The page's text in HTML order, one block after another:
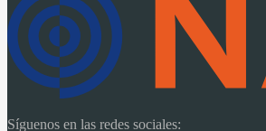
Síguenos en las redes sociales: